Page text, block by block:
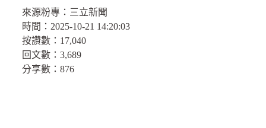
來源粉專： 三立新聞
時間： 2025-10-21 14:20:03
按讚數： 17,040
回文數： 3,689
分享數： 876